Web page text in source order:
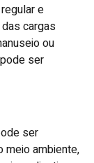
e
cargas
ou
ser
ser
meio ambiente,